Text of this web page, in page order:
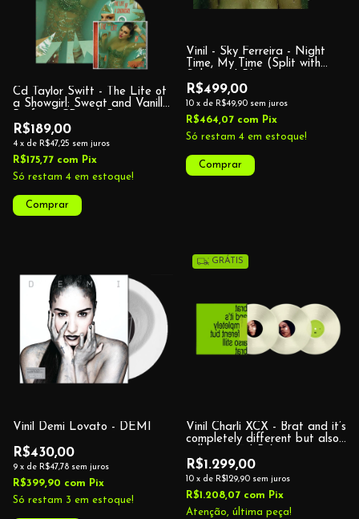
Cd Taylor Swift - The Life of
a Showgirl: Sweat and Vanilla
R$189,00
4 x de R$47,25 sem juros
R$175,77 com Pix
Só restam 4 em estoque!
Vinil - Sky Ferreira - Night
Time, My Time (Split with
R$499,00
10 x de R$49,90 sem juros
R$464,07 com Pix
Só restam 4 em estoque!
Vinil Demi Lovato - DEMI
R$430,00
9 x de R$47,78 sem juros
R$399,90 com Pix
Só restam 3 em estoque!
GRÁTIS
Vinil Charli XCX - Brat and it’s
completely different but also
R$1.299,00
10 x de R$129,90 sem juros
R$1.208,07 com Pix
Atenção, última peça!